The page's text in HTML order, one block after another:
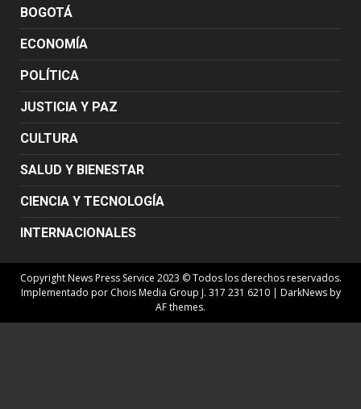
BOGOTÁ
ECONOMÍA
POLÍTICA
JUSTICIA Y PAZ
CULTURA
SALUD Y BIENESTAR
CIENCIA Y TECNOLOGÍA
INTERNACIONALES
Copyright News Press Service 2023 © Todos los derechos reservados.
Implementado por Chois Media Group J. 317 231 6210 | DarkNewsby
AF themes.